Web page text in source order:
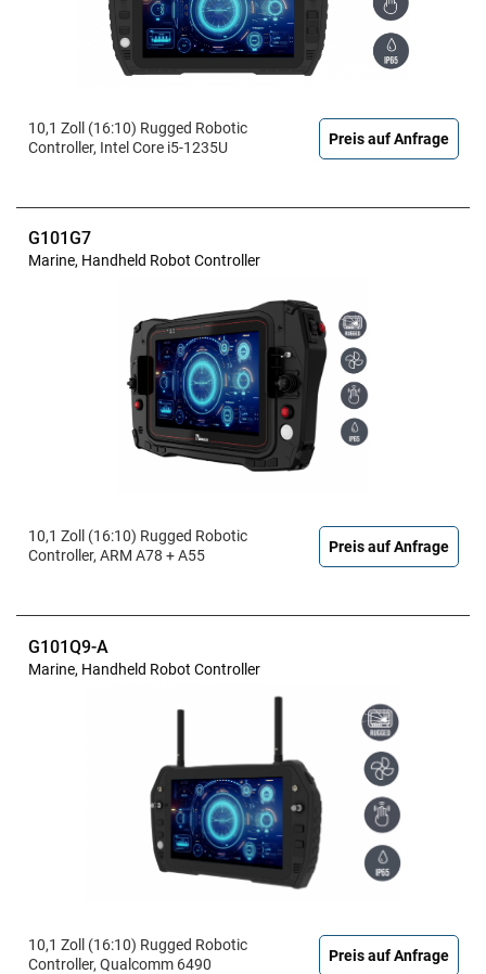
10,1 Zoll (16:10) Rugged Robotic
Controller, Intel Core i5-1235U
Preis auf Anfrage
G101G7
Marine, Handheld Robot Controller
10,1 Zoll (16:10) Rugged Robotic
Controller, ARM A78 + A55
Preis auf Anfrage
G101Q9-A
Marine, Handheld Robot Controller
10,1 Zoll (16:10) Rugged Robotic
Controller, Qualcomm 6490
Preis auf Anfrage